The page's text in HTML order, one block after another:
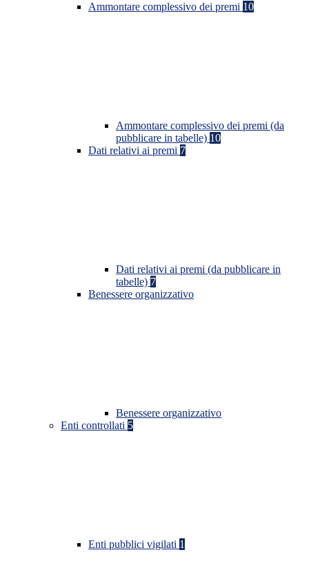
Ammontare complessivo dei premi 10
Ammontare complessivo dei premi (da
pubblicare in tabelle) 10
Dati relativi ai premi 7
Dati relativi ai premi (da pubblicare in
tabelle) 7
Benessere organizzativo
Benessere organizzativo
Enti controllati 5
Enti pubblici vigilati 1